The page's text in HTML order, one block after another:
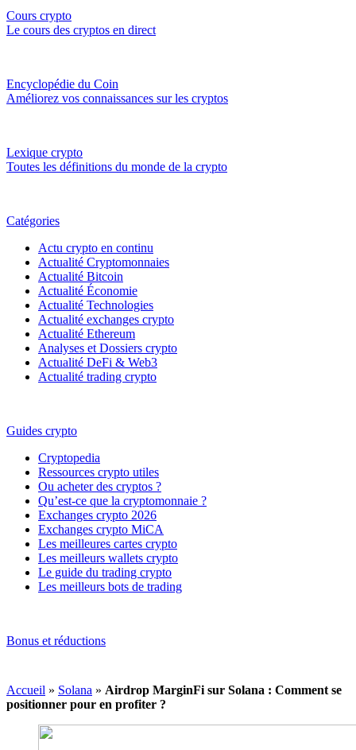
Cours crypto
Le cours des cryptos en direct
Encyclopédie du Coin
Améliorez vos connaissances sur les cryptos
Lexique crypto
Toutes les définitions du monde de la crypto
Catégories
Actu crypto en continu
Actualité Cryptomonnaies
Actualité Bitcoin
Actualité Économie
Actualité Technologies
Actualité exchanges crypto
Actualité Ethereum
Analyses et Dossiers crypto
Actualité DeFi & Web3
Actualité trading crypto
Guides crypto
Cryptopedia
Ressources crypto utiles
Ou acheter des cryptos ?
Qu’est-ce que la cryptomonnaie ?
Exchanges crypto 2026
Exchanges crypto MiCA
Les meilleures cartes crypto
Les meilleurs wallets crypto
Le guide du trading crypto
Les meilleurs bots de trading
Bonus et réductions
Accueil » Solana » Airdrop MarginFi sur Solana : Comment se
positionner pour en profiter ?